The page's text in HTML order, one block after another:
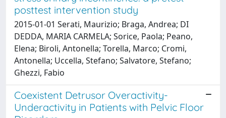
posttest intervention study
2015-01-01 Serati, Maurizio; Braga, Andrea; DI
DEDDA, MARIA CARMELA; Sorice, Paola; Peano,
Elena; Biroli, Antonella; Torella, Marco; Cromi,
Antonella; Uccella, Stefano; Salvatore, Stefano;
Ghezzi, Fabio
Coexistent Detrusor Overactivity-
Underactivity in Patients with Pelvic Floor